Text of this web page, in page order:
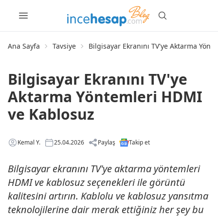
Ana Sayfa Tavsiye Bilgisayar Ekranını TV'ye Aktarma
Bilgisayar Ekranını TV'ye
Aktarma Yöntemleri HDMI
ve Kablosuz
Kemal Y. 25.04.2026 Paylaş Takip et
Bilgisayar ekranını TV'ye aktarma yöntemleri
HDMI ve kablosuz seçenekleri ile görüntü
kalitesini artırın. Kablolu ve kablosuz yansıtma
teknolojilerine dair merak ettiğiniz her şey bu